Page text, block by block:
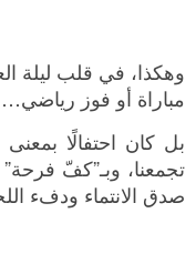
وهكذا، في قلب ليلة
مباراة أو فوز رياضي…
بل كان احتفالًا بمعنى
تجمعنا، وبـ”كفّ
صدق الانتماء ودفء